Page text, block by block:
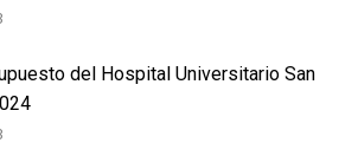
del Hospital Universitario San